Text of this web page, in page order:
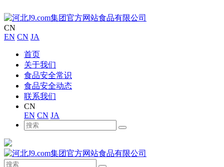
CN
EN CN JA
首页
关于我们
食品安全常识
食品安全动态
联系我们
CN
EN CN JA